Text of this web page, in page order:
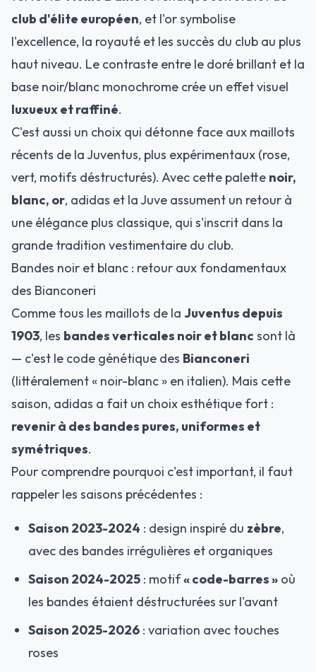
club d'élite européen, et l'or symbolise
l'excellence, la royauté et les succès du club au plus
haut niveau. Le contraste entre le doré brillant et la
base noir/blanc monochrome crée un effet visuel
luxueux et raffiné.
C'est aussi un choix qui détonne face aux maillots
récents de la Juventus, plus expérimentaux (rose,
vert, motifs déstructurés). Avec cette palette noir,
blanc, or, adidas et la Juve assument un retour à
une élégance plus classique, qui s'inscrit dans la
grande tradition vestimentaire du club.
Bandes noir et blanc : retour aux fondamentaux
des Bianconeri
Comme tous les maillots de la Juventus depuis
1903, les bandes verticales noir et blanc sont là
— c'est le code génétique des Bianconeri
(littéralement « noir-blanc » en italien). Mais cette
saison, adidas a fait un choix esthétique fort :
revenir à des bandes pures, uniformes et
symétriques.
Pour comprendre pourquoi c'est important, il faut
rappeler les saisons précédentes :
Saison 2023-2024 : design inspiré du zèbre,
avec des bandes irrégulières et organiques
Saison 2024-2025 : motif« code-barres » où
les bandes étaient déstructurées sur l'avant
Saison 2025-2026 : variation avec touches
roses